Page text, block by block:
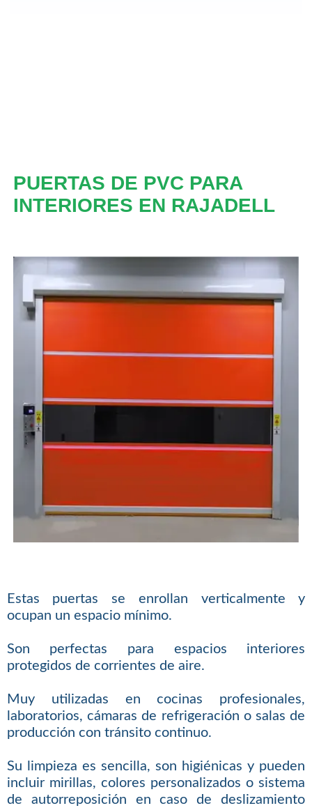
PUERTAS DE PVC PARA
INTERIORES EN RAJADELL
Estas puertas se enrollan verticalmente y
ocupan un espacio mínimo.
Son perfectas para espacios interiores
protegidos de corrientes de aire.
Muy utilizadas en cocinas profesionales,
laboratorios, cámaras de refrigeración o salas de
producción con tránsito continuo.
Su limpieza es sencilla, son higiénicas y pueden
incluir mirillas, colores personalizados o sistema
de autorreposición en caso de deslizamiento